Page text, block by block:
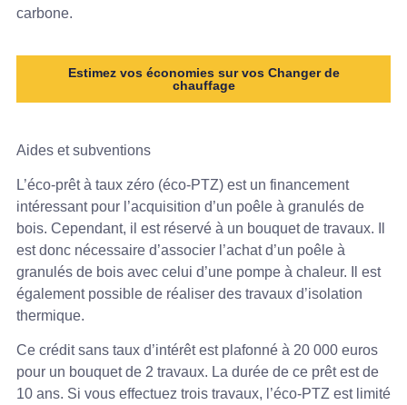
carbone.
Estimez vos économies sur vos Changer de
chauffage
Aides et subventions
L’éco-prêt à taux zéro (éco-PTZ) est un financement
intéressant pour l’acquisition d’un poêle à granulés de
bois. Cependant, il est réservé à un bouquet de travaux. Il
est donc nécessaire d’associer l’achat d’un poêle à
granulés de bois avec celui d’une pompe à chaleur. Il est
également possible de réaliser des travaux d’isolation
thermique.
Ce crédit sans taux d’intérêt est plafonné à 20 000 euros
pour un bouquet de 2 travaux. La durée de ce prêt est de
10 ans. Si vous effectuez trois travaux, l’éco-PTZ est limité